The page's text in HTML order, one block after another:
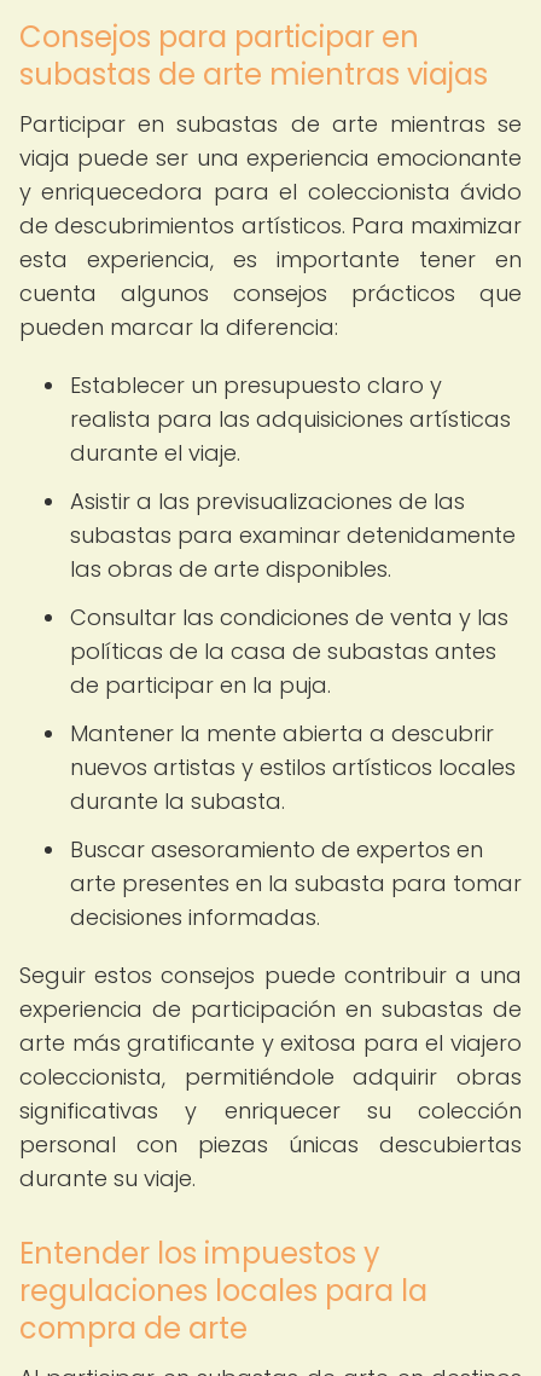
Consejos para participar en
subastas de arte mientras viajas
Participar en subastas de arte mientras se
viaja puede ser una experiencia emocionante
y enriquecedora para el coleccionista ávido
de descubrimientos artísticos. Para maximizar
esta experiencia, es importante tener en
cuenta algunos consejos prácticos que
pueden marcar la diferencia:
Establecer un presupuesto claro y
realista para las adquisiciones artísticas
durante el viaje.
Asistir a las previsualizaciones de las
subastas para examinar detenidamente
las obras de arte disponibles.
Consultar las condiciones de venta y las
políticas de la casa de subastas antes
de participar en la puja.
Mantener la mente abierta a descubrir
nuevos artistas y estilos artísticos locales
durante la subasta.
Buscar asesoramiento de expertos en
arte presentes en la subasta para tomar
decisiones informadas.
Seguir estos consejos puede contribuir a una
experiencia de participación en subastas de
arte más gratificante y exitosa para el viajero
coleccionista, permitiéndole adquirir obras
significativas y enriquecer su colección
personal con piezas únicas descubiertas
durante su viaje.
Entender los impuestos y
regulaciones locales para la
compra de arte